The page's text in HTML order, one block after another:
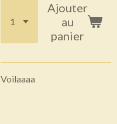
Ajouter
au
panier
Voilaaaa